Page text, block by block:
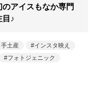
のアイスもなか専門
目♪
土産
インスタ映え
フォトジェニック